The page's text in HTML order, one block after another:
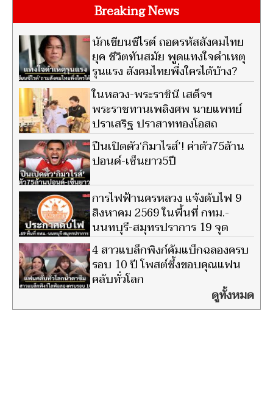
Breaking News
นักเขียนซีไรต์ ถอดรหัสสังคมไทย
ยุค ชีวิตทันสมัย พูดแทงใจดำเหตุ
รุนแรง สังคมไทยพึ่งใครได้บ้าง?
ในหลวง-พระราชินี เสด็จฯ
พระราชทานเพลิงศพ นายแพทย์
ปราเสริฐ ปราสาททองโอสถ
ปืนเปิดตัว‘กิมาไรส์’! ค่าตัว75ล้าน
ปอนด์-เซ็นยาว5ปี
การไฟฟ้านครหลวง แจ้งดับไฟ 9
สิงหาคม 2569 ในพื้นที่ กทม.-
นนทบุรี-สมุทรปราการ 19 จุด
4 สาวแบล็กพิงก์คัมแบ็กฉลองครบ
รอบ 10 ปี โพสต์ซึ้งขอบคุณแฟน
คลับทั่วโลก
ดูทั้งหมด